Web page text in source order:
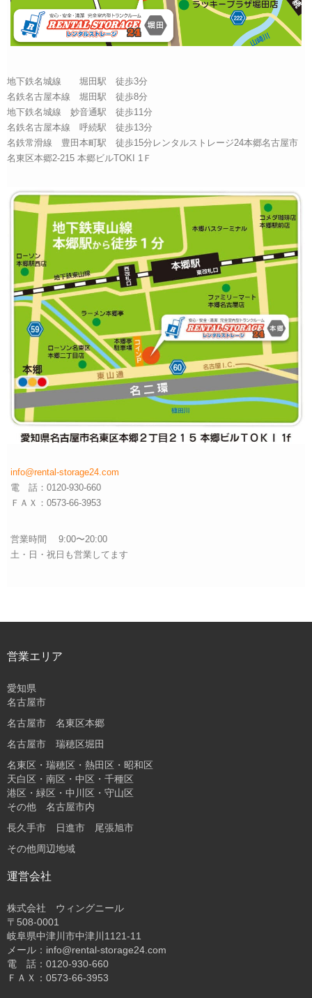
地下鉄名城線 堀田駅 徒歩3分
名鉄名古屋本線 堀田駅 徒歩8分
地下鉄名城線 妙音通駅 徒歩11分
名鉄名古屋本線 呼続駅 徒歩13分
名鉄常滑線 豊田本町駅 徒歩15分レンタルストレージ24本郷名古屋市
名東区本郷2-215 本郷ビルTOKI 1Ｆ
info@rental-storage24.com
電 話：0120-930-660
ＦＡＸ：0573-66-3953
営業時間 9:00〜20:00
土・日・祝日も営業してます
営業エリア
愛知県
名古屋市
名古屋市 名東区本郷
名古屋市 瑞穂区堀田
名東区・瑞穂区・熱田区・昭和区
天白区・南区・中区・千種区
港区・緑区・中川区・守山区
その他 名古屋市内
長久手市 日進市 尾張旭市
その他周辺地域
運営会社
株式会社 ウィングニール
〒508-0001
岐阜県中津川市中津川1121-11
メール：info@rental-storage24.com
電 話：0120-930-660
ＦＡＸ：0573-66-3953